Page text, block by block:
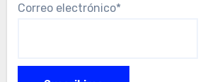
Correo electrónico*